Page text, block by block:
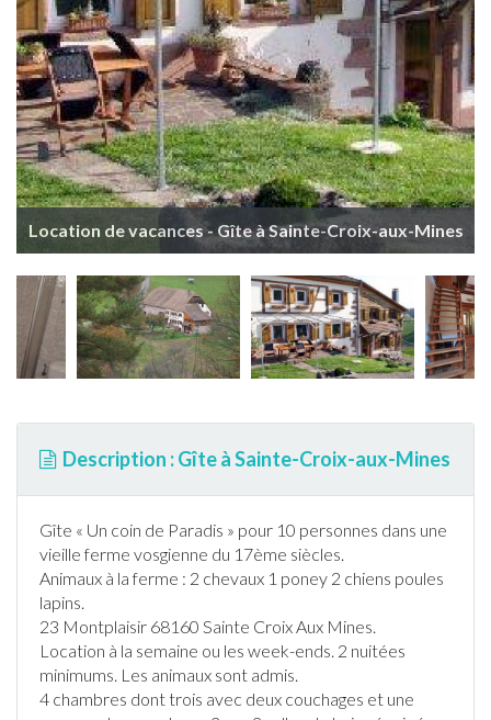
Location de vacances - Gîte à Sainte-Croix-aux-Mines
Description : Gîte à Sainte-Croix-aux-Mines
Gîte « Un coin de Paradis » pour 10 personnes dans une
vieille ferme vosgienne du 17ème siècles.
Animaux à la ferme : 2 chevaux 1 poney 2 chiens poules
lapins.
23 Montplaisir 68160 Sainte Croix Aux Mines.
Location à la semaine ou les week-ends. 2 nuitées
minimums. Les animaux sont admis.
4 chambres dont trois avec deux couchages et une